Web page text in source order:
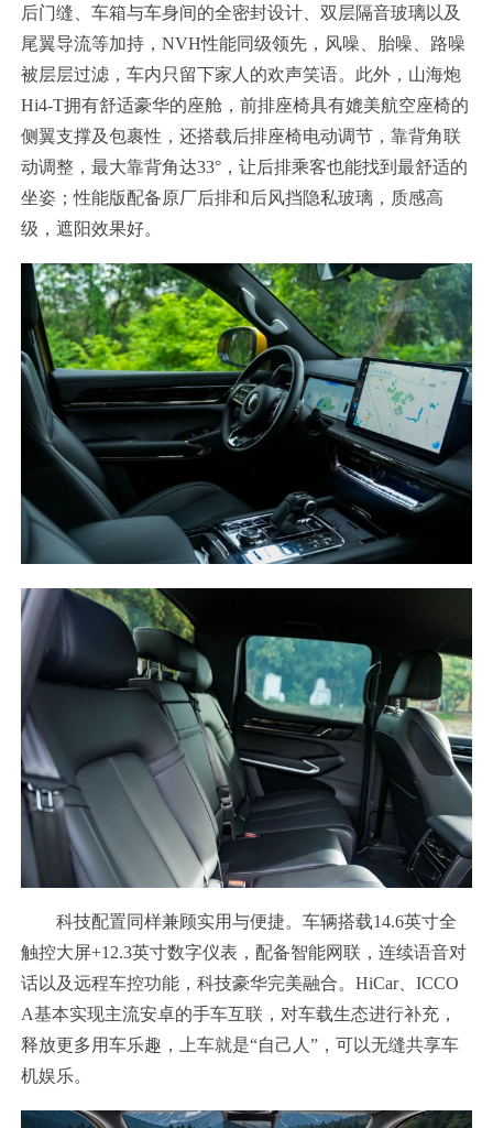
后门缝、车箱与车身间的全密封设计、双层隔音玻璃以及
尾翼导流等加持，NVH性能同级领先，风噪、胎噪、路噪
被层层过滤，车内只留下家人的欢声笑语。此外，山海炮
Hi4-T拥有舒适豪华的座舱，前排座椅具有媲美航空座椅的
侧翼支撑及包裹性，还搭载后排座椅电动调节，靠背角联
动调整，最大靠背角达33°，让后排乘客也能找到最舒适的
坐姿；性能版配备原厂后排和后风挡隐私玻璃，质感高
级，遮阳效果好。
科技配置同样兼顾实用与便捷。车辆搭载14.6英寸全
触控大屏+12.3英寸数字仪表，配备智能网联，连续语音对
话以及远程车控功能，科技豪华完美融合。HiCar、ICCO
A基本实现主流安卓的手车互联，对车载生态进行补充，
释放更多用车乐趣，上车就是“自己人”，可以无缝共享车
机娱乐。